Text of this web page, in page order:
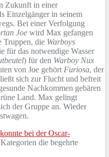
Zukunft in einer
Einzelgänger in seinem
Bei einer Verfolgung
Joe wird Max gefangen
Truppen, die Warboys
für das notwendige Wasser
) für den Warboy Nux
von Joe gehört Furiosa, der
sich zur Flucht und befreit
Nachkommen gebären
Land. Max gelingt
der Gruppe an. Wieder
bei der Oscar-
die begehrte